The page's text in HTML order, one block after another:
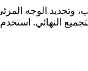
النهائي. استخدم